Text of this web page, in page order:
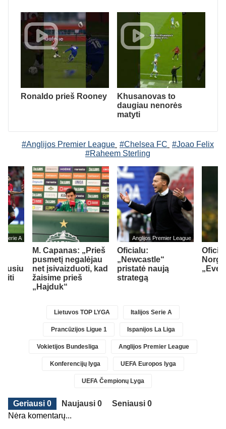
Ronaldo prieš Rooney
Khusanovas to
daugiau nenorės
matyti
#Anglijos Premier League #Chelsea FC #Joao Felix
#Raheem Sterling
Serie A
M. Capanas: „Prieš
pusmetį negalėjau
net įsivaizduoti, kad
žaisime prieš
„Hajduk“
Anglijos Premier League
Oficialu:
„Newcastle“
pristatė naują
strategą
Lietuvos TOP LYGA Italijos Serie A
Prancūzijos Ligue 1 Ispanijos La Liga
Vokietijos Bundesliga Anglijos Premier League
Konferencijų lyga UEFA Europos lyga
UEFA Čempionų Lyga
Geriausi 0 Naujausi 0
Seniausi 0
Nėra komentarų...